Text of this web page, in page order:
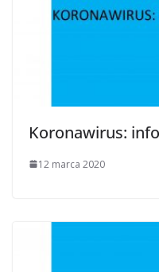
Koronawirus:
12 marca 2020